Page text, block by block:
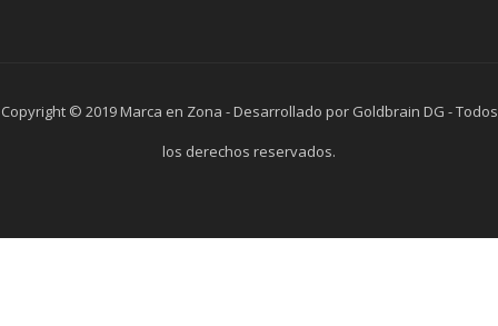
Copyright © 2019 Marca en Zona - Desarrollado por Goldbrain DG - Todos
los derechos reservados.